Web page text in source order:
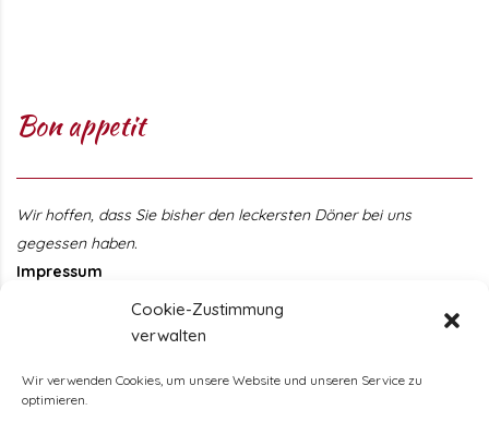
Cookie-Zustimmung
verwalten
Wir verwenden Cookies, um unsere Website und unseren Service zu
optimieren.
Bon appetit
Wir hoffen, dass Sie bisher den leckersten Döner bei uns
gegessen haben.
Impressum
Öffnungszeiten
Monday
11 - 22 Uhr